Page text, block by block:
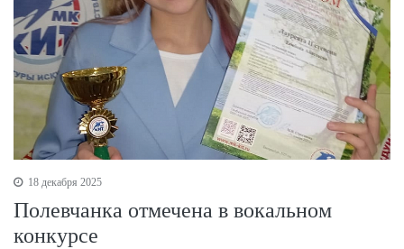
18 декабря 2025
Полевчанка отмечена в вокальном
конкурсе